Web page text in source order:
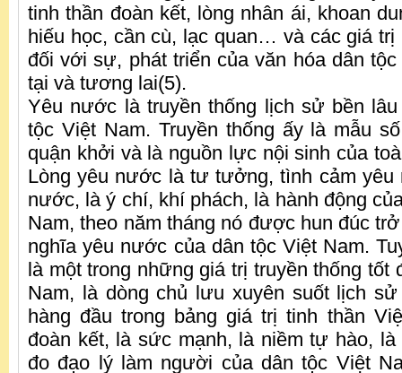
tinh thần đoàn kết, lòng nhân ái, khoan
hiếu học, cần cù, lạc quan… và các giá
đối với sự, phát triển của văn hóa dân
tại và tương lai(5).
Yêu nước là truyền thống lịch sử bền
tộc Việt Nam. Truyền thống ấy là mẫu
quận khởi và là nguồn lực nội sinh của
Lòng yêu nước là tư tưởng, tình cảm yêu
nước, là ý chí, khí phách, là hành động
Nam, theo năm tháng nó được hun đúc
nghĩa yêu nước của dân tộc Việt Nam.
là một trong những giá trị truyền thống tốt
Nam, là dòng chủ lưu xuyên suốt lịch
hàng đầu trong bảng giá trị tinh thần
đoàn kết, là sức mạnh, là niềm tự hào,
đo đạo lý làm người của dân tộc Việt